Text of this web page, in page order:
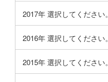
2017年選択してください。
2016年選択してください。
2015年選択してください。